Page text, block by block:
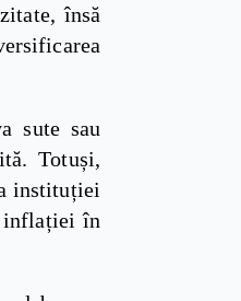
însă
sute sau
Totuși,
instituției
inflației în